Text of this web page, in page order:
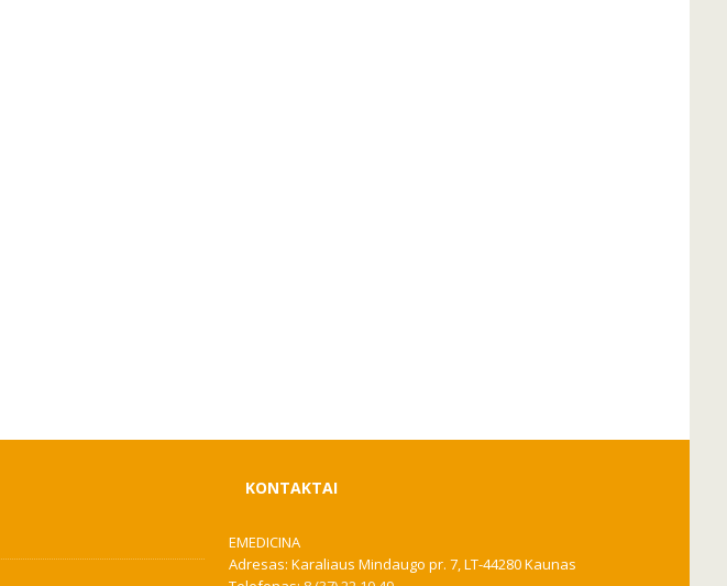
KONTAKTAI
EMEDICINA
Adresas: Karaliaus Mindaugo pr. 7, LT-44280 Kaunas